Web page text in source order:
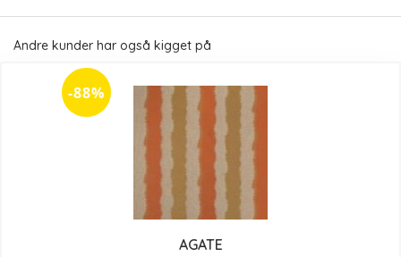
Andre kunder har også kigget på
-88%
AGATE